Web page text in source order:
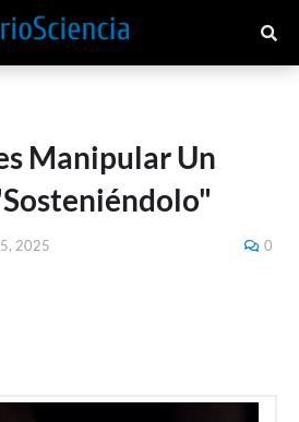
Manipular Un
2025 0